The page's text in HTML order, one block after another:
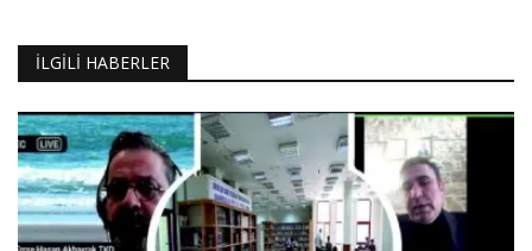
İLGILI HABERLER